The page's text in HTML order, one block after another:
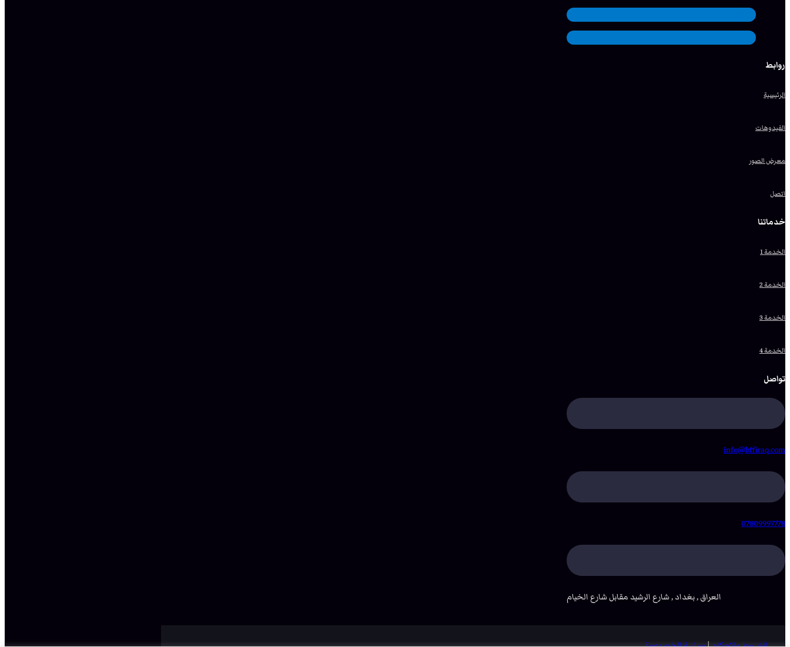
روابط
الرئيسية
الفيدوهات
معرض الصور
اتصل
خدماتنا
الخدمة 1
الخدمة 2
الخدمة 3
الخدمة 4
تواصل
info@bffiraq.com
07809997778
العراق , بغداد , شارع الرشيد مقابل شارع الخيام